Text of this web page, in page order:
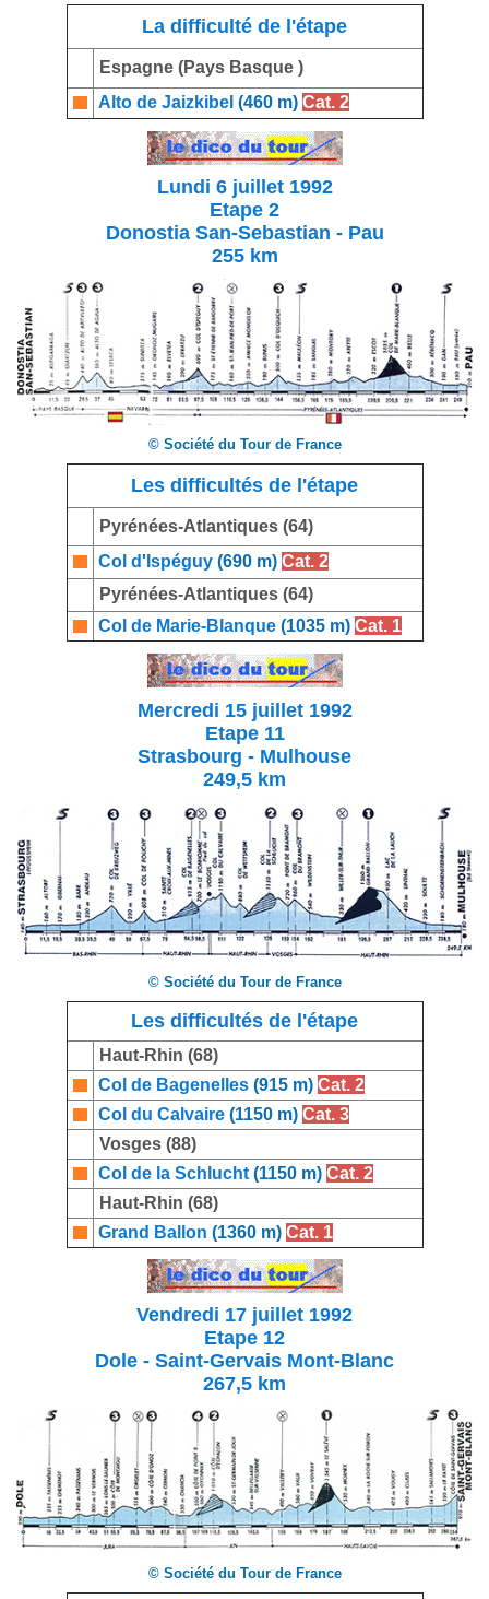
La difficulté de l'étape
Espagne (Pays Basque )
Alto de Jaizkibel (460 m) Cat. 2
Lundi 6 juillet 1992
Etape 2
Donostia San-Sebastian - Pau
255 km
© Société du Tour de France
Les difficultés de l'étape
Pyrénées-Atlantiques (64)
Col d'Ispéguy(690 m) Cat. 2
Pyrénées-Atlantiques (64)
Col de Marie-Blanque(1035 m) Cat. 1
Mercredi 15 juillet 1992
Etape 11
Strasbourg - Mulhouse
249,5 km
© Société du Tour de France
Les difficultés de l'étape
Haut-Rhin (68)
Col de Bagenelles(915 m) Cat. 2
Col du Calvaire(1150 m) Cat. 3
Vosges (88)
Col de la Schlucht(1150 m) Cat. 2
Haut-Rhin (68)
Grand Ballon (1360 m) Cat. 1
Vendredi 17 juillet 1992
Etape 12
Dole - Saint-Gervais Mont-Blanc
267,5 km
© Société du Tour de France